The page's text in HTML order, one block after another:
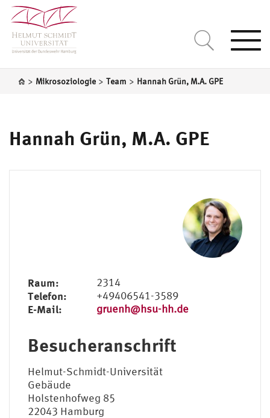
> Mikrosoziologie > Team > Hannah Grün, M.A. GPE
Hannah Grün, M.A. GPE
Raum: 2314
Telefon: +49406541-3589
E-Mail: gruenh@hsu-hh.de
Besucheranschrift
Helmut-Schmidt-Universität
Gebäude
Holstenhofweg 85
22043 Hamburg